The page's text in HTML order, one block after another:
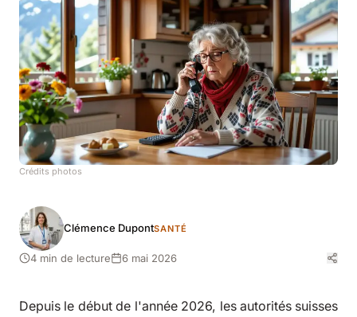
Crédits photos
Clémence DupontSANTÉ
4 min de lecture 6 mai 2026
Depuis le début de l'année 2026, les autorités suisses